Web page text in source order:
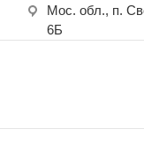
Мос. обл., п.
6Б